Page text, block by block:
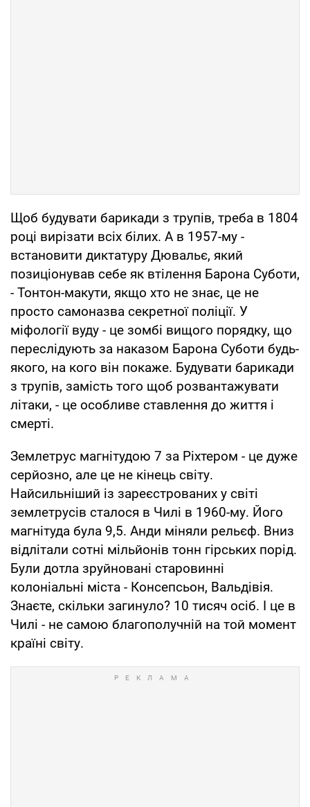
Щоб будувати барикади з трупів, треба в 1804
році вирізати всіх білих. А в 1957-му -
встановити диктатуру Дювальє, який
позиціонував себе як втілення Барона Суботи,
- Тонтон-макути, якщо хто не знає, це не
просто самоназва секретної поліції. У
міфології вуду - це зомбі вищого порядку, що
переслідують за наказом Барона Суботи будь-
якого, на кого він покаже. Будувати барикади
з трупів, замість того щоб розвантажувати
літаки, - це особливе ставлення до життя і
смерті.
Землетрус магнітудою 7 за Ріхтером - це дуже
серйозно, але це не кінець світу.
Найсильніший із зареєстрованих у світі
землетрусів сталося в Чилі в 1960-му. Його
магнітуда була 9,5. Анди міняли рельєф. Вниз
відлітали сотні мільйонів тонн гірських порід.
Були дотла зруйновані старовинні
колоніальні міста - Консепсьон, Вальдівія.
Знаєте, скільки загинуло? 10 тисяч осіб. І це в
Чилі - не самою благополучній на той момент
країні світу.